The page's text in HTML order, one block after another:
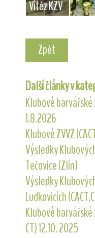
Vítěz KZV
Zpět
Další články v
Klubové barvářské
1.8.2026
Klubové ZVVZ
Výsledky
Tečovice (Zlín)
Výsledky
Ludkovicích
Klubové barvářské
CT) 12.10. 2025